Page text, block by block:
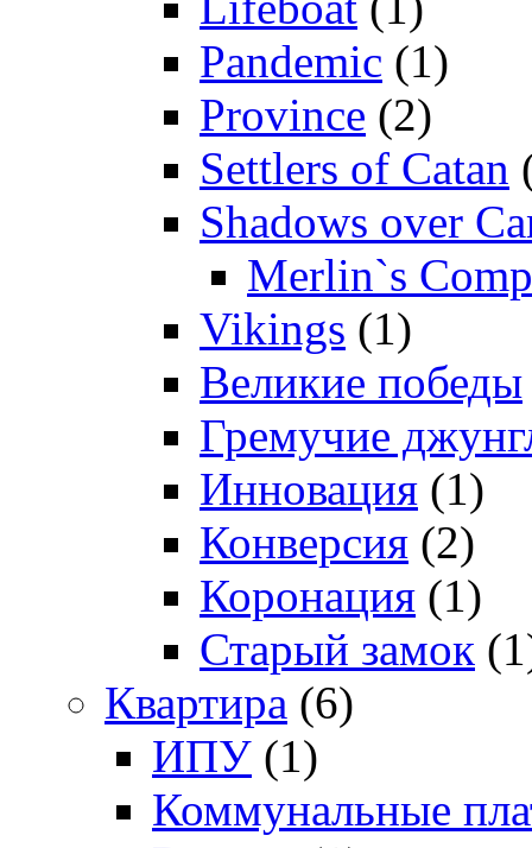
Pandemic (1)
Province (2)
Settlers of Catan
Shadows over
Merlin`s
Vikings (1)
Великие победы
Гремучие
Инновация (1)
Конверсия (2)
Коронация (1)
Старый замок
Квартира (6)
ИПУ (1)
Коммунальные